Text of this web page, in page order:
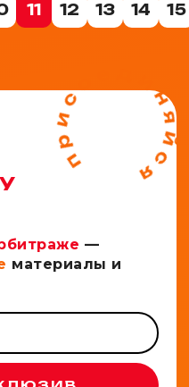
11 12 13 14 15
—
материалы и